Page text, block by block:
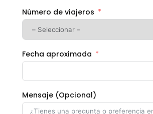
Número de viajeros
Fecha aproximada
Mensaje (Opcional)